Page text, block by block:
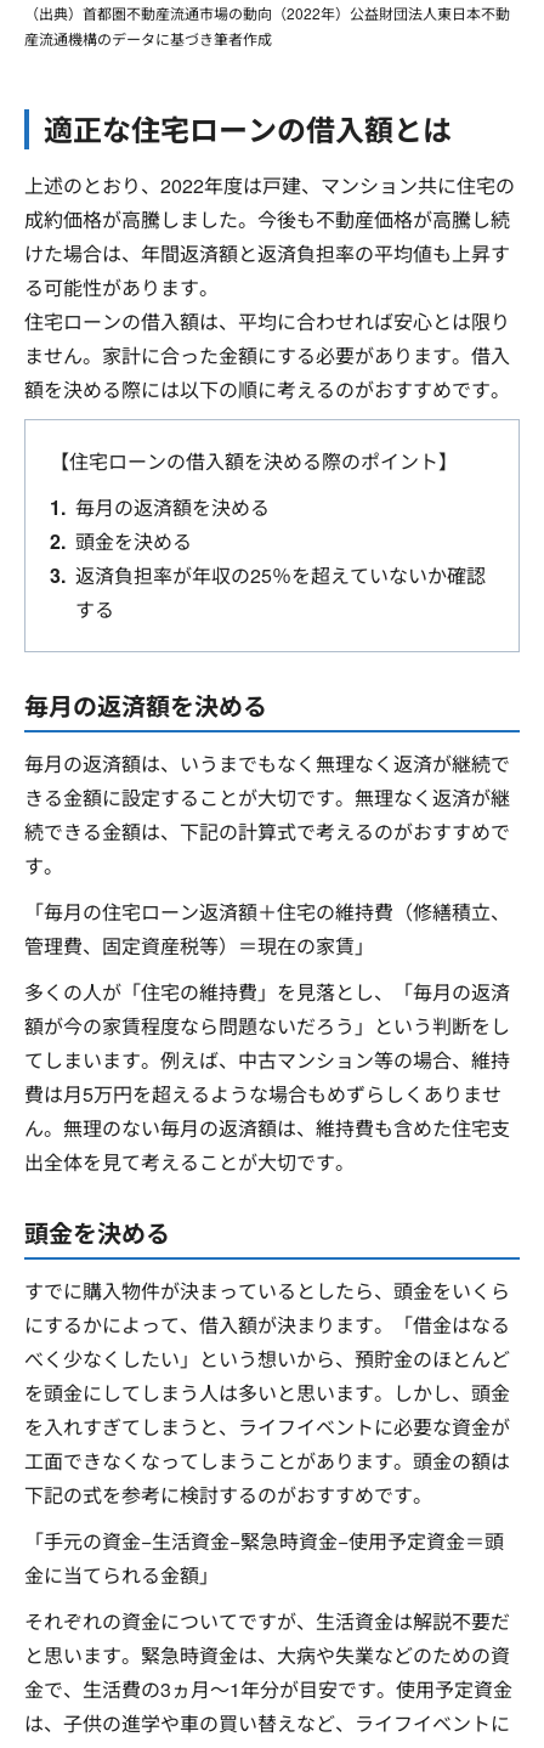
（出典）首都圏不動産流通市場の動向（2022年）公益財団法人東日本不動
産流通機構のデータに基づき筆者作成
適正な住宅ローンの借入額とは
上述のとおり、2022年度は戸建、マンション共に住宅の
成約価格が高騰しました。今後も不動産価格が高騰し続
けた場合は、年間返済額と返済負担率の平均値も上昇す
る可能性があります。
住宅ローンの借入額は、平均に合わせれば安心とは限り
ません。家計に合った金額にする必要があります。借入
額を決める際には以下の順に考えるのがおすすめです。
【住宅ローンの借入額を決める際のポイント】
毎月の返済額を決める
頭金を決める
返済負担率が年収の25％を超えていないか確認
する
毎月の返済額を決める
毎月の返済額は、いうまでもなく無理なく返済が継続で
きる金額に設定することが大切です。無理なく返済が継
続できる金額は、下記の計算式で考えるのがおすすめで
す。
「毎月の住宅ローン返済額＋住宅の維持費（修繕積立、
管理費、固定資産税等）＝現在の家賃」
多くの人が「住宅の維持費」を見落とし、「毎月の返済
額が今の家賃程度なら問題ないだろう」という判断をし
てしまいます。例えば、中古マンション等の場合、維持
費は月5万円を超えるような場合もめずらしくありませ
ん。無理のない毎月の返済額は、維持費も含めた住宅支
出全体を見て考えることが大切です。
頭金を決める
すでに購入物件が決まっているとしたら、頭金をいくら
にするかによって、借入額が決まります。「借金はなる
べく少なくしたい」という想いから、預貯金のほとんど
を頭金にしてしまう人は多いと思います。しかし、頭金
を入れすぎてしまうと、ライフイベントに必要な資金が
工面できなくなってしまうことがあります。頭金の額は
下記の式を参考に検討するのがおすすめです。
「手元の資金−生活資金−緊急時資金−使用予定資金＝頭
金に当てられる金額」
それぞれの資金についてですが、生活資金は解説不要だ
と思います。緊急時資金は、大病や失業などのための資
金で、生活費の3ヵ月～1年分が目安です。使用予定資金
は、子供の進学や車の買い替えなど、ライフイベントに